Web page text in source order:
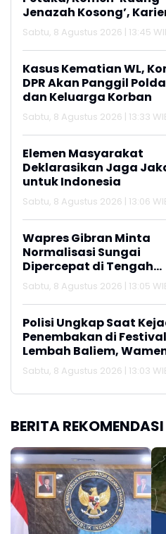
Jenazah Kosong’,
Beni di RSUD Ruteng
Sabtu, 8 Agustus 2026 | 13:45
Kasus Kematian WL,
DPR Akan Panggil
dan Keluarga Korban
Sabtu, 8 Agustus 2026 | 13:33
Elemen Masyarakat
Deklarasikan Jaga
untuk Indonesia
Sabtu, 8 Agustus 2026 | 13:06
Wapres Gibran Minta
Normalisasi Sungai
Dipercepat di Tengah
Pemulihan
Sabtu, 8 Agustus 2026 | 13:05
Polisi Ungkap Saat
Penembakan di Festival
Lembah Baliem,
Tak Berada di Lokasi
Sabtu, 8 Agustus 2026 | 13:03
BERITA